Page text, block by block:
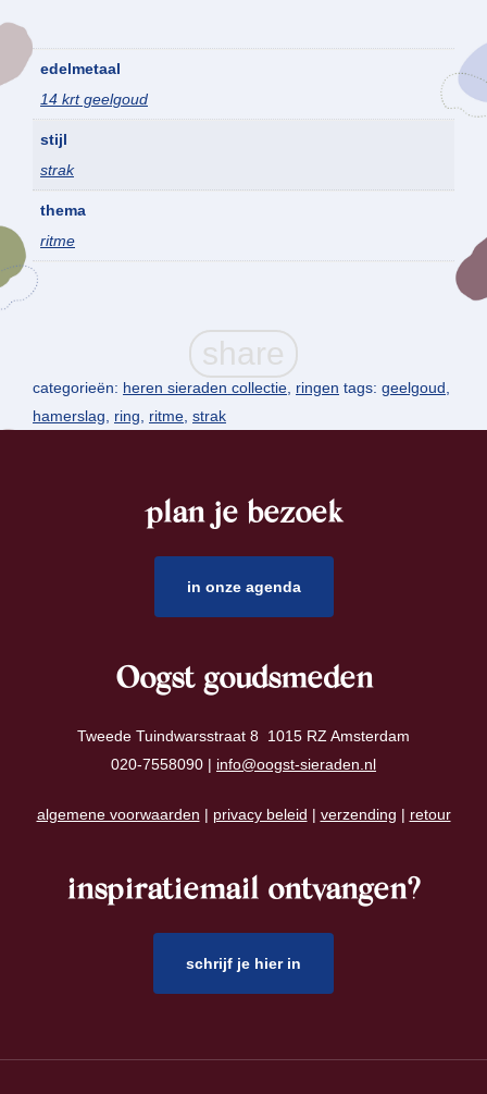
edelmetaal
14 krt geelgoud
stijl
strak
thema
ritme
categorieën: heren sieraden collectie, ringen tags: geelgoud,
hamerslag, ring, ritme, strak
plan je bezoek
in onze agenda
Oogst goudsmeden
Tweede Tuindwarsstraat 8 1015 RZ Amsterdam
020-7558090 | info@oogst-sieraden.nl
algemene voorwaarden | privacy beleid | verzending | retour
inspiratiemail ontvangen?
schrijf je hier in